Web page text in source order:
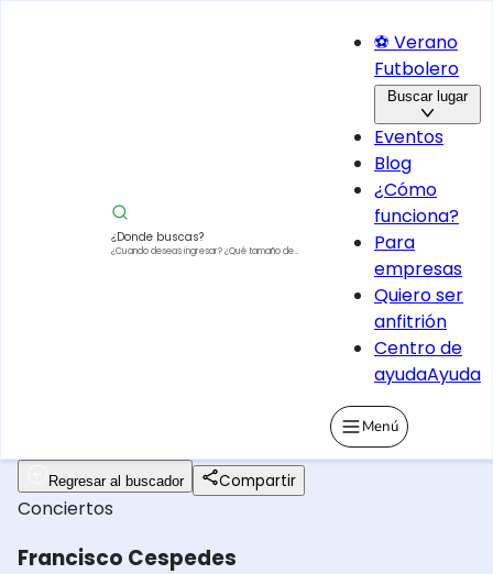
¿Donde buscas?
¿Cuando deseas ingresar?¿Qué tamaño de
⚽ Verano
Futbolero
Buscar lugar
Eventos
Blog
¿Cómo
funciona?
Para
empresas
Quiero ser
anfitrión
Centro de
ayudaAyuda
Menú
Regresar al buscador Compartir
Conciertos
Francisco Cespedes